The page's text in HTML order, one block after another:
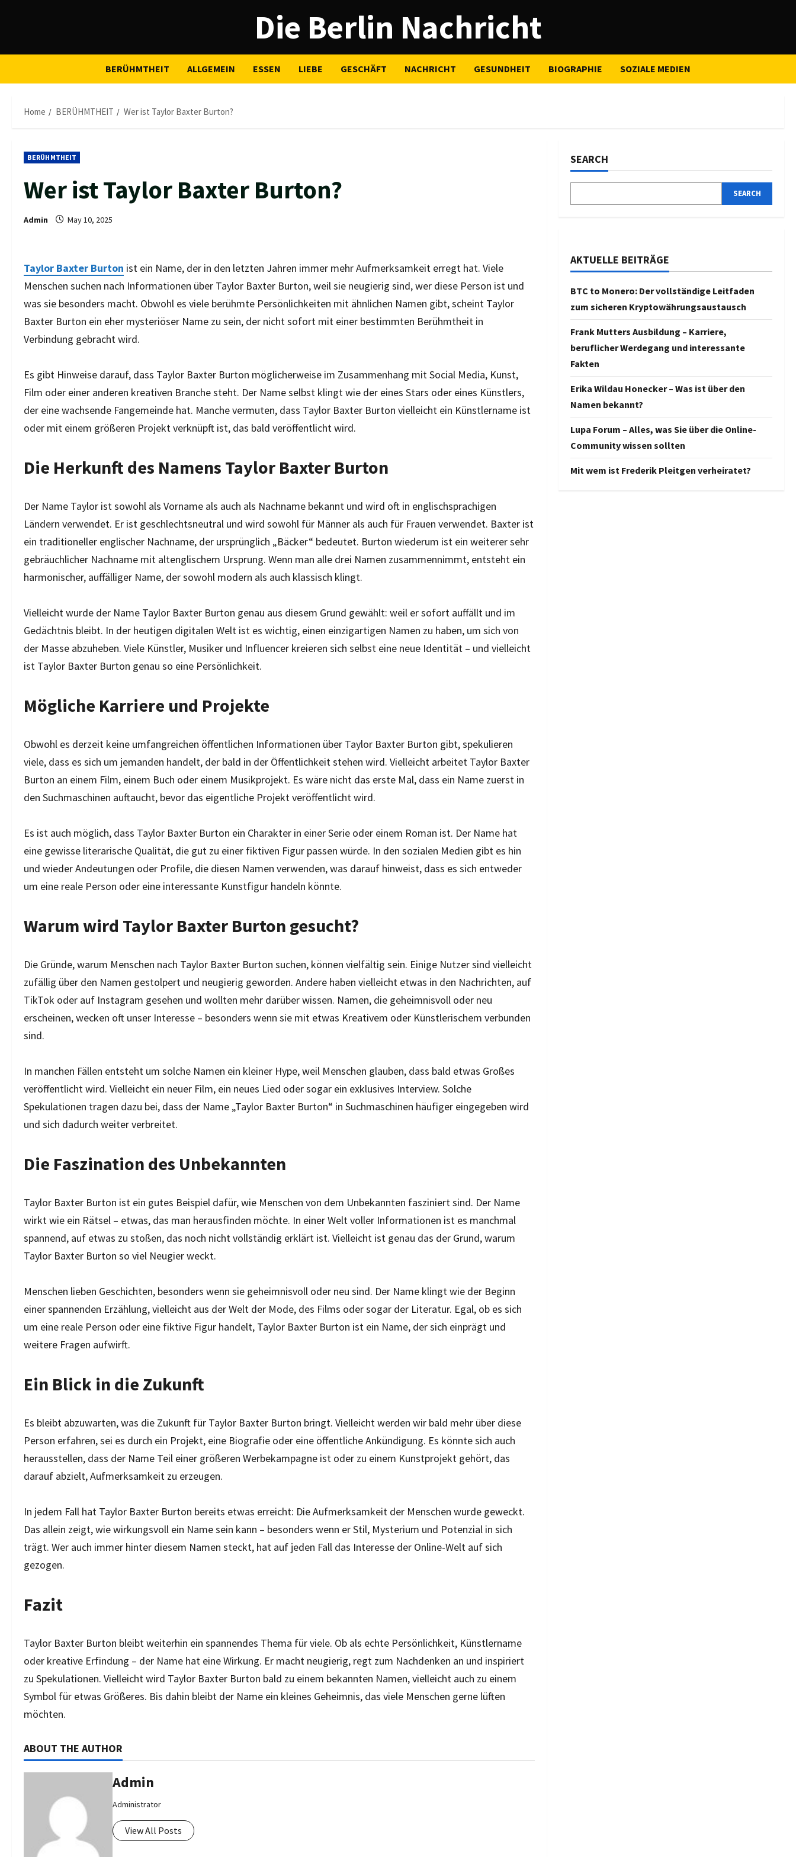
Die Berlin Nachricht
BERÜHMTHEIT ALLGEMEIN ESSEN LIEBE GESCHÄFT NACHRICHT GESUNDHEIT BIOGRAPHIE SOZIALE MEDIEN
Home BERÜHMTHEIT Wer ist Taylor Baxter Burton?
BERÜHMTHEIT
Wer ist Taylor Baxter Burton?
Admin May 10, 2025
Taylor Baxter Burton ist ein Name, der in den letzten Jahren immer mehr Aufmerksamkeit erregt hat. Viele
Menschen suchen nach Informationen über Taylor Baxter Burton, weil sie neugierig sind, wer diese Person ist und
was sie besonders macht. Obwohl es viele berühmte Persönlichkeiten mit ähnlichen Namen gibt, scheint Taylor
Baxter Burton ein eher mysteriöser Name zu sein, der nicht sofort mit einer bestimmten Berühmtheit in
Verbindung gebracht wird.
Es gibt Hinweise darauf, dass Taylor Baxter Burton möglicherweise im Zusammenhang mit Social Media, Kunst,
Film oder einer anderen kreativen Branche steht. Der Name selbst klingt wie der eines Stars oder eines Künstlers,
der eine wachsende Fangemeinde hat. Manche vermuten, dass Taylor Baxter Burton vielleicht ein Künstlername ist
oder mit einem größeren Projekt verknüpft ist, das bald veröffentlicht wird.
Die Herkunft des Namens Taylor Baxter Burton
Der Name Taylor ist sowohl als Vorname als auch als Nachname bekannt und wird oft in englischsprachigen
Ländern verwendet. Er ist geschlechtsneutral und wird sowohl für Männer als auch für Frauen verwendet. Baxter ist
ein traditioneller englischer Nachname, der ursprünglich „Bäcker“ bedeutet. Burton wiederum ist ein weiterer sehr
gebräuchlicher Nachname mit altenglischem Ursprung. Wenn man alle drei Namen zusammennimmt, entsteht ein
harmonischer, auffälliger Name, der sowohl modern als auch klassisch klingt.
Vielleicht wurde der Name Taylor Baxter Burton genau aus diesem Grund gewählt: weil er sofort auffällt und im
Gedächtnis bleibt. In der heutigen digitalen Welt ist es wichtig, einen einzigartigen Namen zu haben, um sich von
der Masse abzuheben. Viele Künstler, Musiker und Influencer kreieren sich selbst eine neue Identität – und vielleicht
ist Taylor Baxter Burton genau so eine Persönlichkeit.
Mögliche Karriere und Projekte
Obwohl es derzeit keine umfangreichen öffentlichen Informationen über Taylor Baxter Burton gibt, spekulieren
viele, dass es sich um jemanden handelt, der bald in der Öffentlichkeit stehen wird. Vielleicht arbeitet Taylor Baxter
Burton an einem Film, einem Buch oder einem Musikprojekt. Es wäre nicht das erste Mal, dass ein Name zuerst in
den Suchmaschinen auftaucht, bevor das eigentliche Projekt veröffentlicht wird.
Es ist auch möglich, dass Taylor Baxter Burton ein Charakter in einer Serie oder einem Roman ist. Der Name hat
eine gewisse literarische Qualität, die gut zu einer fiktiven Figur passen würde. In den sozialen Medien gibt es hin
und wieder Andeutungen oder Profile, die diesen Namen verwenden, was darauf hinweist, dass es sich entweder
um eine reale Person oder eine interessante Kunstfigur handeln könnte.
Warum wird Taylor Baxter Burton gesucht?
Die Gründe, warum Menschen nach Taylor Baxter Burton suchen, können vielfältig sein. Einige Nutzer sind vielleicht
zufällig über den Namen gestolpert und neugierig geworden. Andere haben vielleicht etwas in den Nachrichten, auf
TikTok oder auf Instagram gesehen und wollten mehr darüber wissen. Namen, die geheimnisvoll oder neu
erscheinen, wecken oft unser Interesse – besonders wenn sie mit etwas Kreativem oder Künstlerischem verbunden
sind.
In manchen Fällen entsteht um solche Namen ein kleiner Hype, weil Menschen glauben, dass bald etwas Großes
veröffentlicht wird. Vielleicht ein neuer Film, ein neues Lied oder sogar ein exklusives Interview. Solche
Spekulationen tragen dazu bei, dass der Name „Taylor Baxter Burton“ in Suchmaschinen häufiger eingegeben wird
und sich dadurch weiter verbreitet.
Die Faszination des Unbekannten
Taylor Baxter Burton ist ein gutes Beispiel dafür, wie Menschen von dem Unbekannten fasziniert sind. Der Name
wirkt wie ein Rätsel – etwas, das man herausfinden möchte. In einer Welt voller Informationen ist es manchmal
spannend, auf etwas zu stoßen, das noch nicht vollständig erklärt ist. Vielleicht ist genau das der Grund, warum
Taylor Baxter Burton so viel Neugier weckt.
Menschen lieben Geschichten, besonders wenn sie geheimnisvoll oder neu sind. Der Name klingt wie der Beginn
einer spannenden Erzählung, vielleicht aus der Welt der Mode, des Films oder sogar der Literatur. Egal, ob es sich
um eine reale Person oder eine fiktive Figur handelt, Taylor Baxter Burton ist ein Name, der sich einprägt und
weitere Fragen aufwirft.
Ein Blick in die Zukunft
Es bleibt abzuwarten, was die Zukunft für Taylor Baxter Burton bringt. Vielleicht werden wir bald mehr über diese
Person erfahren, sei es durch ein Projekt, eine Biografie oder eine öffentliche Ankündigung. Es könnte sich auch
herausstellen, dass der Name Teil einer größeren Werbekampagne ist oder zu einem Kunstprojekt gehört, das
darauf abzielt, Aufmerksamkeit zu erzeugen.
In jedem Fall hat Taylor Baxter Burton bereits etwas erreicht: Die Aufmerksamkeit der Menschen wurde geweckt.
Das allein zeigt, wie wirkungsvoll ein Name sein kann – besonders wenn er Stil, Mysterium und Potenzial in sich
trägt. Wer auch immer hinter diesem Namen steckt, hat auf jeden Fall das Interesse der Online-Welt auf sich
gezogen.
Fazit
Taylor Baxter Burton bleibt weiterhin ein spannendes Thema für viele. Ob als echte Persönlichkeit, Künstlername
oder kreative Erfindung – der Name hat eine Wirkung. Er macht neugierig, regt zum Nachdenken an und inspiriert
zu Spekulationen. Vielleicht wird Taylor Baxter Burton bald zu einem bekannten Namen, vielleicht auch zu einem
Symbol für etwas Größeres. Bis dahin bleibt der Name ein kleines Geheimnis, das viele Menschen gerne lüften
möchten.
ABOUT THE AUTHOR
Admin
Administrator
View All Posts
SEARCH
SEARCH
AKTUELLE BEITRÄGE
BTC to Monero: Der vollständige Leitfaden
zum sicheren Kryptowährungsaustausch
Frank Mutters Ausbildung – Karriere,
beruflicher Werdegang und interessante
Fakten
Erika Wildau Honecker – Was ist über den
Namen bekannt?
Lupa Forum – Alles, was Sie über die Online-
Community wissen sollten
Mit wem ist Frederik Pleitgen verheiratet?